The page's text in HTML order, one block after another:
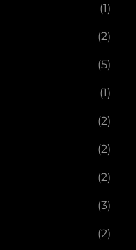
(1)
(2)
(5)
(1)
(2)
(2)
(2)
(3)
(2)